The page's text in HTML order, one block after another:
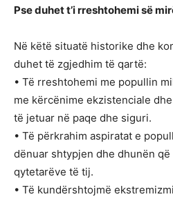
Pse duhet t’i rreshtohemi së
Në këtë situatë historike dhe
duhet të zgjedhim të qartë:
• Të rreshtohemi me popullin
me kërcënime ekzistenciale
të jetuar në paqe dhe siguri.
• Të përkrahim aspiratat e
dënuar shtypjen dhe dhunën
qytetarëve të tij.
• Të kundërshtojmë